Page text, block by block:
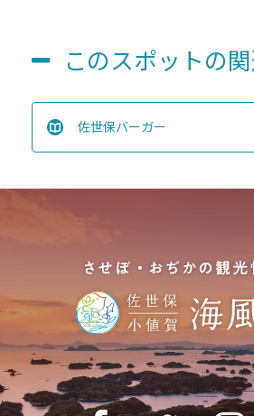
このスポットの
佐世保バーガー